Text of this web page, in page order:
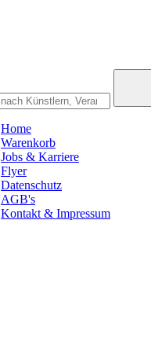
Home
Warenkorb
Jobs & Karriere
Flyer
Datenschutz
AGB's
Kontakt & Impressum